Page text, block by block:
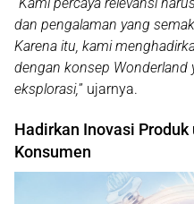
dan pengalaman yang
Karena itu, kami
dengan konsep Wonderland
eksplorasi,” ujarnya.
Hadirkan Inovasi
Konsumen